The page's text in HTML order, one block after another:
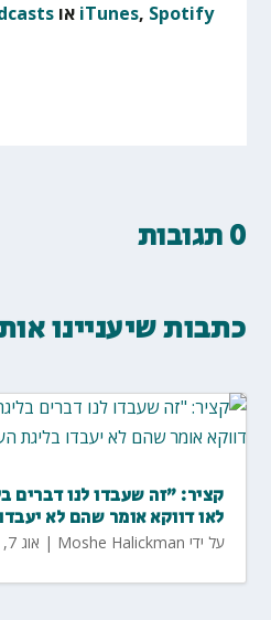
iTunes, Spotify או
0 תגובות
כתבות שיעניינו
קציר: "זה שעבדו לנו דברים
לאו דווקא אומר שהם לא
על ידי Moshe Halickman
| אוג 7, 2026